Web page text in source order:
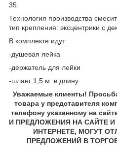
35.
Технология производства
тип крепления: эксцентрики с
В комплекте идут:
-душевая лейка
-держатель для лейки
-шланг 1,5 м. в длину
Уважаемые клиенты!
товара у представителя
телефону указанному на
И ПРЕДЛОЖЕНИЯ НА САЙТЕ
ИНТЕРНЕТЕ, МОГУТ
ПРЕДЛОЖЕНИЙ В